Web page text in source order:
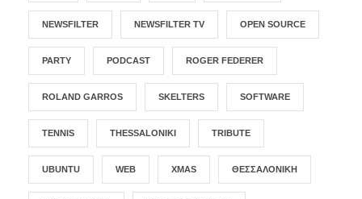
NEWSFILTER NEWSFILTER TV OPEN SOURCE
PARTY PODCAST ROGER FEDERER
ROLAND GARROS SKELTERS SOFTWARE
TENNIS THESSALONIKI TRIBUTE
UBUNTU WEB XMAS ΘΕΣΣΑΛΟΝΊΚΗ